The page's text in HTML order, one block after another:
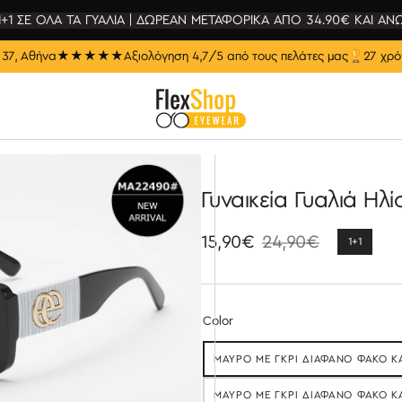
ΣΕ ΟΛΑ ΤΑ ΓΥΑΛΙΑ | ΔΩΡΕΑΝ ΜΕΤΑΦΟΡΙΚΑ ΑΠΟ 34.90€ ΚΑΙ
Αθήνα★★★★★Αξιολόγηση 4,7/5 από τους πελάτες μας 🏆 27
Γυναικεία Γυαλιά
Τιμή
15,90€ Κανονική
24,90€ 1+1
Color
ΜΑΎΡΟ ΜΕ ΓΚΡΙ ΔΙΆΦΑΝΟ ΦΑΚΌ
ΜΑΎΡΟ ΜΕ ΓΚΡΙ ΔΙΆΦΑΝΟ ΦΑΚΌ